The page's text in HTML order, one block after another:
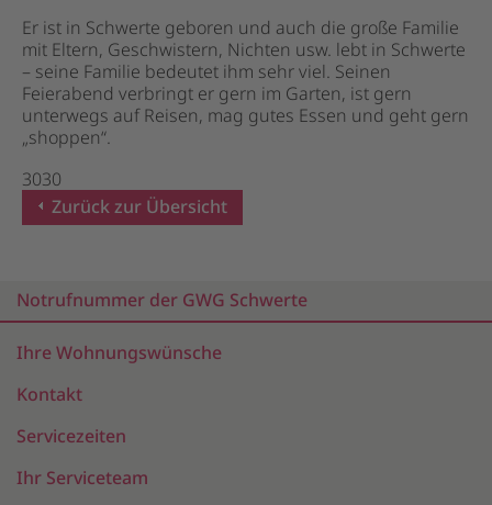
Er ist in Schwerte geboren und auch die große Familie
mit Eltern, Geschwistern, Nichten usw. lebt in Schwerte
– seine Familie bedeutet ihm sehr viel. Seinen
Feierabend verbringt er gern im Garten, ist gern
unterwegs auf Reisen, mag gutes Essen und geht gern
„shoppen“.
3030
Zurück zur Übersicht
Notrufnummer der GWG Schwerte
Ihre Wohnungswünsche
Kontakt
Servicezeiten
Ihr Serviceteam